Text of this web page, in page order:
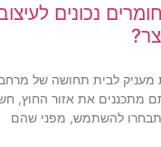
נכונים
מעניק לבית תחושה של
מתכננים את אזור החוץ,
להשתמש, מפני שהם